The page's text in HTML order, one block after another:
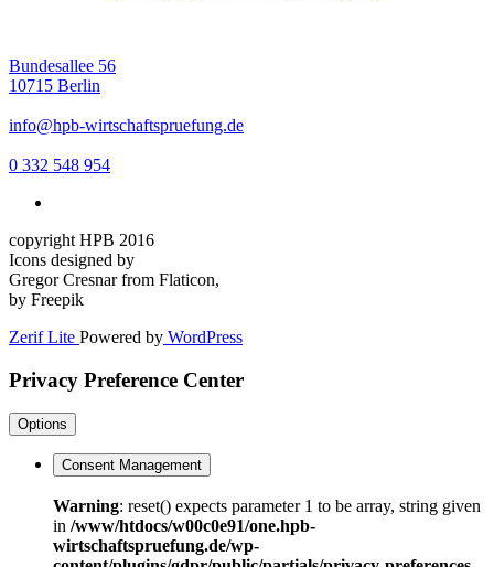
Bundesallee 56
10715 Berlin
info@hpb-wirtschaftspruefung.de
0 332 548 954
copyright HPB 2016
Icons designed by
Gregor Cresnar from Flaticon,
by Freepik
Zerif Lite Powered by WordPress
Privacy Preference Center
Options
Consent Management
Warning: reset() expects parameter 1 to be array, string given
in /www/htdocs/w00c0e91/one.hpb-
wirtschaftspruefung.de/wp-